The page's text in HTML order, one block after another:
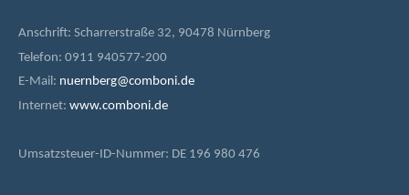
Anschrift: Scharrerstraße 32, 90478 Nürnberg
Telefon: 0911 940577-200
E-Mail: nuernberg@comboni.de
Internet: www.comboni.de
Umsatzsteuer-ID-Nummer: DE 196 980 476